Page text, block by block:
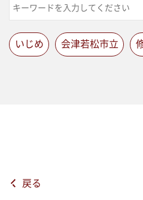
いじめ 会津若松市立
戻る